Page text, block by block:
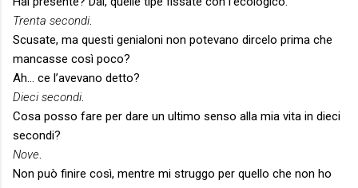
Trenta secondi.
Scusate, ma questi genialoni non potevano dircelo prima che
mancasse così poco?
Ah… ce l’avevano detto?
Dieci secondi.
Cosa posso fare per dare un ultimo senso alla mia vita in dieci
secondi?
Nove.
Non può finire così, mentre mi struggo per quello che non ho